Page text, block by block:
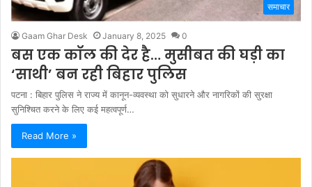
समाचार
Gaam Ghar Desk January 8, 2025 0
बस एक कॉल की देर है… मुसीबत की घड़ी का
‘साथी’ बन रही बिहार पुलिस
पटना : बिहार पुलिस ने राज्य में कानून-व्यवस्था को सुधारने और नागरिकों की सुरक्षा
सुनिश्चित करने के लिए कई महत्वपूर्ण…
Read More »